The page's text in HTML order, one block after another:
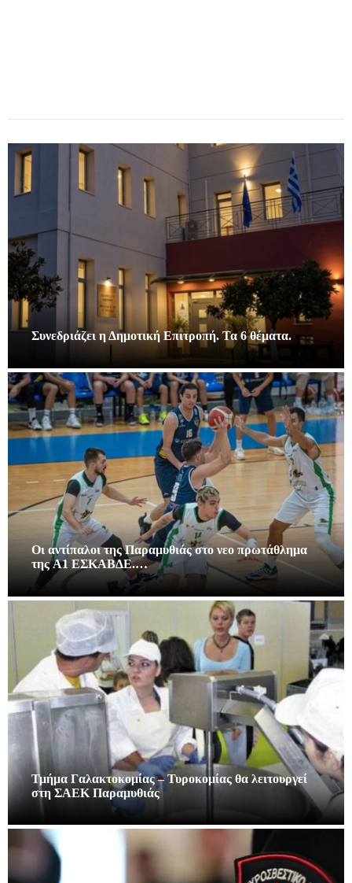
Συνεδριάζει η Δημοτική Επιτροπή. Τα 6 θέματα.
Οι αντίπαλοι της Παραμυθιάς στο νεο πρωτάθλημα
της A1 ΕΣΚΑΒΔΕ.…
Τμήμα Γαλακτοκομίας – Τυροκομίας θα λειτουργεί
στη ΣΑΕΚ Παραμυθιάς